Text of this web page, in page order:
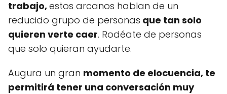
trabajo,estos arcanos hablan de un
reducido grupo de personas que tan solo
quieren verte caer. Rodéate de personas
que solo quieran ayudarte.
Augura un gran momento de elocuencia, te
permitirá tener una conversación muy